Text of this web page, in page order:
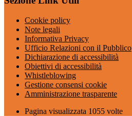
Cookie policy
Note legali
Informativa Privacy
Ufficio Relazioni con il Pubblico
Dichiarazione di accessibilità
Obiettivi di accessibilità
Whistleblowing
Gestione consensi cookie
Amministrazione trasparente
Pagina visualizzata 1055 volte